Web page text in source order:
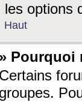
les options
Haut
» Pourquoi
Certains
groupes.